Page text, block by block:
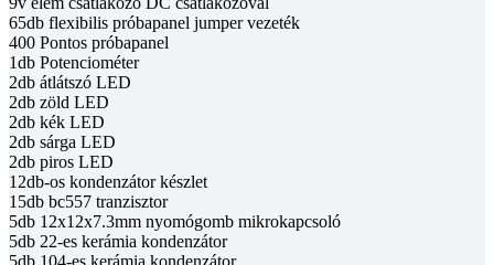
65db flexibilis próbapanel jumper vezeték
400 Pontos próbapanel
1db Potenciométer
2db átlátszó LED
2db zöld LED
2db kék LED
2db sárga LED
2db piros LED
12db-os kondenzátor készlet
15db bc557 tranzisztor
5db 12x12x7.3mm nyomógomb mikrokapcsoló
5db 22-es kerámia kondenzátor
5db 104-es kerámia kondenzátor